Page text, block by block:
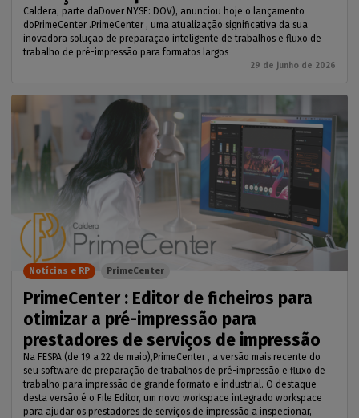
Caldera, parte daDover NYSE: DOV), anunciou hoje o lançamento
doPrimeCenter .PrimeCenter , uma atualização significativa da sua
inovadora solução de preparação inteligente de trabalhos e fluxo de
trabalho de pré-impressão para formatos largos
29 de junho de 2026
PrimeCenter : Editor de ficheiros para
otimizar a pré-impressão para
prestadores de serviços de impressão
Na FESPA (de 19 a 22 de maio),PrimeCenter , a versão mais recente do
seu software de preparação de trabalhos de pré-impressão e fluxo de
trabalho para impressão de grande formato e industrial. O destaque
desta versão é o File Editor, um novo workspace integrado workspace
para ajudar os prestadores de serviços de impressão a inspecionar,
Notícias e RP PrimeCenter